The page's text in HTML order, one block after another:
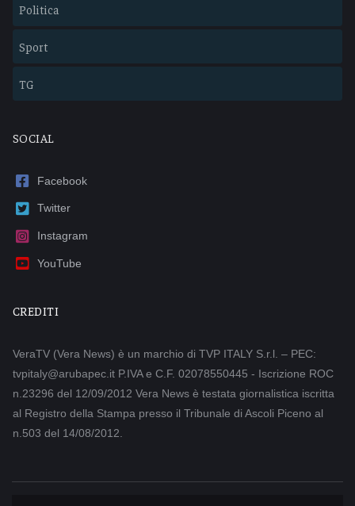
Politica
Sport
TG
SOCIAL
Facebook
Twitter
Instagram
YouTube
CREDITI
VeraTV (Vera News) è un marchio di TVP ITALY S.r.l. – PEC:
tvpitaly@arubapec.it P.IVA e C.F. 02078550445 - Iscrizione ROC
n.23296 del 12/09/2012 Vera News è testata giornalistica iscritta
al Registro della Stampa presso il Tribunale di Ascoli Piceno al
n.503 del 14/08/2012.